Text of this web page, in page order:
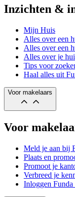
Inzichten &
Mijn Huis
Alles over een
Alles over een
Alles over je
Tips voor
Haal alles uit
Voor makelaars
Voor
Meld je aan bij
Plaats en
Promoot je
Verbreed je
Inloggen Funda